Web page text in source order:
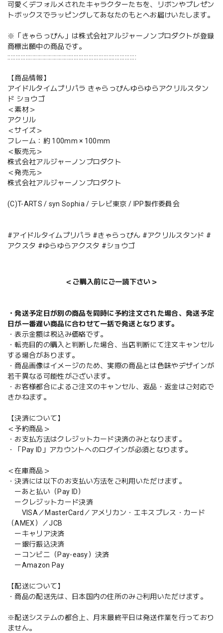
可愛くデフォルメされたキャラクターたちを、リボンやプレゼン
トボックスでラッピングしてあなたのもとへお届けいたします。
※「きゃらっぴん」は株式会社アルジャーノンプロダクトが登録
商標出願中の商品です。
::::::::::::::::::::::::::::::::::::::::::::::::::::::::::::::::::::::::::::::
【商品情報】
アイドルタイムプリパラ きゃらっぴんゆらゆらアクリルスタン
ド ショウゴ
＜素材＞
アクリル
＜サイズ＞
フレーム：約 100mm × 100mm
＜販売元＞
株式会社アルジャーノンプロダクト
＜発売元＞
株式会社アルジャーノンプロダクト
(C)T-ARTS / syn Sophia / テレビ東京 / IPP製作委員会
#アイドルタイムプリパラ #きゃらっぴん #アクリルスタンド #
アクスタ #ゆらゆらアクスタ #ショウゴ
＜ご購入前にご一読下さい＞
・発送予定日が別の商品を同時に予約注文された場合、発送予定
日が一番遅い商品に合わせて一括で発送となります。
・表示金額は税込み価格です。
・転売目的の購入と判断した場合、当店判断にて注文キャンセル
する場合があります。
・商品画像はイメージのため、実際の商品とは色味やデザインが
若干異なる可能性がございます。
・お客様都合によるご注文のキャンセル、返品・返金はご対応で
きかねます。
【決済について】
＜予約商品＞
・お支払方法はクレジットカード決済のみとなります。
・「Pay ID」アカウントへのログインが必須となります。
＜在庫商品＞
・決済には以下のお支払い方法をご利用いただけます。
ーあと払い（Pay ID）
ークレジットカード決済
VISA／MasterCard／アメリカン・エキスプレス・カード
（AMEX）／JCB
ーキャリア決済
ー銀行振込決済
ーコンビニ（Pay-easy）決済
ーAmazon Pay
【配送について】
・商品の配送先は、日本国内の住所のみご利用いただけます。
※配送システムの都合上、月末最終平日は発送作業を行っており
ません。